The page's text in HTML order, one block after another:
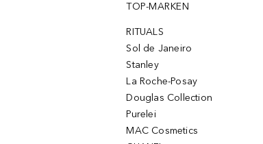
TOP-MARKEN
RITUALS
Sol de Janeiro
Stanley
La Roche-Posay
Douglas Collection
Purelei
MAC Cosmetics